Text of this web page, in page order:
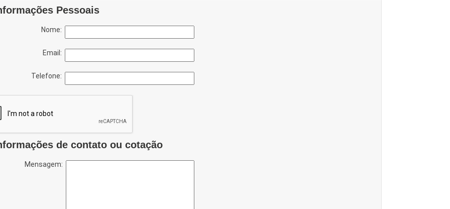
Pessoais
Nome:
Email:
Telefone:
de contato ou cotação
Mensagem: